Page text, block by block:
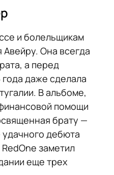
и болельщикам
Авейру. Она всегда
а перед
даже сделала
В альбоме,
помощи
брату —
дебюта
заметил
еще трех